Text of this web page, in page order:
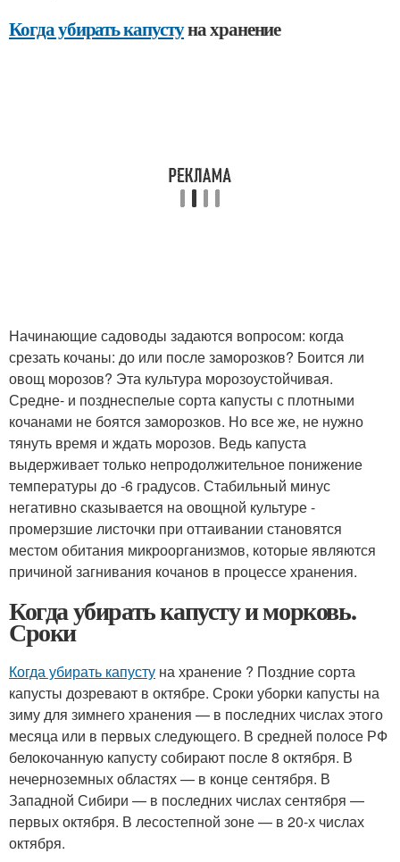
Когда убирать капустуна хранение
Начинающие садоводы задаются вопросом: когда
срезать кочаны: до или после заморозков? Боится ли
овощ морозов? Эта культура морозоустойчивая.
Средне- и позднеспелые сорта капусты с плотными
кочанами не боятся заморозков. Но все же, не нужно
тянуть время и ждать морозов. Ведь капуста
выдерживает только непродолжительное понижение
температуры до -6 градусов. Стабильный минус
негативно сказывается на овощной культуре -
промерзшие листочки при оттаивании становятся
местом обитания микроорганизмов, которые являются
причиной загнивания кочанов в процессе хранения.
Когда убирать капусту и морковь.
Сроки
Когда убирать капусту на хранение ? Поздние сорта
капусты дозревают в октябре. Сроки уборки капусты на
зиму для зимнего хранения — в последних числах этого
месяца или в первых следующего. В средней полосе РФ
белокочанную капусту собирают после 8 октября. В
нечерноземных областях — в конце сентября. В
Западной Сибири — в последних числах сентября —
первых октября. В лесостепной зоне — в 20-х числах
октября.